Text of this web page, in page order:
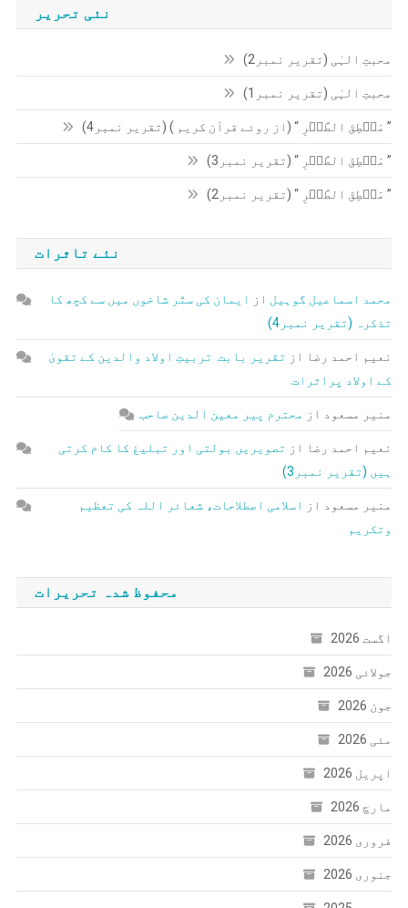
نئی تحریر
محبتِ الہٰی (تقریر نمبر2)
محبتِ الہٰی (تقریر نمبر1)
” مَنۡطِقَ الطَّیۡرِ “ (از روئے قرآن کریم ) (تقریر نمبر4)
” مَنۡطِقَ الطَّیۡرِ “ (تقریر نمبر3)
” مَنۡطِقَ الطَّیۡرِ “ (تقریر نمبر2)
نئے تاثرات
محمد اسماعیل گوہیل از
ایمان کی ستّر شاخوں میں سے کچھ کا
تذکرہ (تقریر نمبر4)
نعیم احمد رضا از تقریر بابت تربیتِ اولاد والدین کے تقویٰ
کے اولاد پراثرات
منیر مسعود از محترم پیر معین الدین صاحب
نعیم احمد رضا از تصویریں بولتی اور تبلیغ کا کام کرتی
ہیں (تقریر نمبر3)
منیر مسعود از
اسلامی اصطلاحات، شعائر اللہ کی تعظیم
وتکریم
محفوظ شدہ تحریرات
اگست 2026
جولائی 2026
جون 2026
مئی 2026
اپریل 2026
مارچ 2026
فروری 2026
جنوری 2026